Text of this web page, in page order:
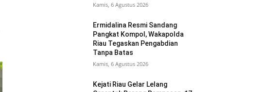
Kamis, 6 Agustus 2026
Ermidalina Resmi Sandang
Pangkat Kompol, Wakapolda
Riau Tegaskan Pengabdian
Tanpa Batas
Kamis, 6 Agustus 2026
Kejati Riau Gelar Lelang